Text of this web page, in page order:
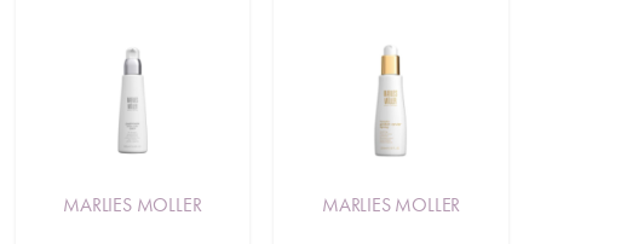
MARLIES MOLLER MARLIES MOLLER